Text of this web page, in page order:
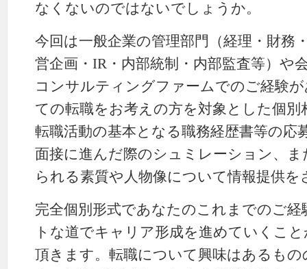
なくないのではないでしょうか。
今回は一般企業の管理部門（経理・財務
営企画・IR・内部統制・内部監査等）や
コンサルティングファームでのご経験
ての転職をお考えの方を対象とした個別
転職活動の基本となる職務経歴書等の応
面接に進んだ際のシュミレーション、
られる素質や人物像について情報提供を
完全個別形式であなたのこれまでのご
トな道でキャリア形成を進めていくこ
頂きます。転職について興味はあるも